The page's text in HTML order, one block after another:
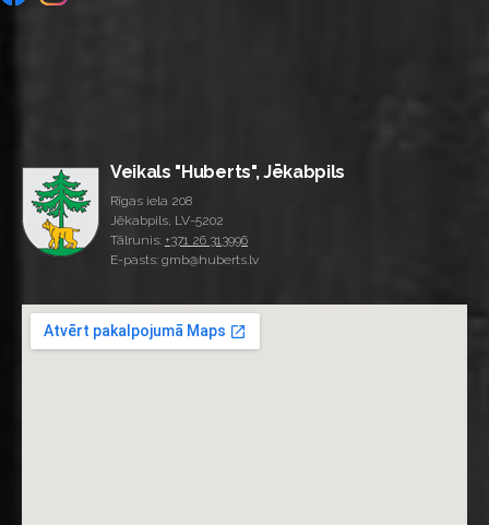
Veikals "Huberts", Jēkabpils
Rīgas iela 208
Jēkabpils, LV-5202
Tālrunis: +371 26 313996
E-pasts: gmb@huberts.lv